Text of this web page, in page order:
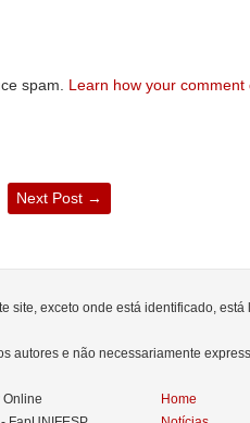
spam. Learn how your
Next Post →
site, exceto onde está identificado,
autores e não necessariamente
Online
Home